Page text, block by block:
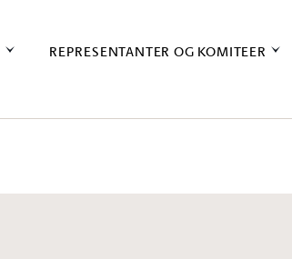
REPRESENTANTER OG KOMITEER